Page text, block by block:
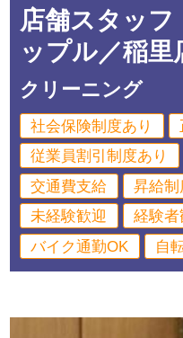
店舗スタッ
ップル／稲里
クリーニング
社会保険制度あり
従業員割引制度あり
交通費支給
昇給制
未経験歓迎
経験者
バイク通勤OK
自